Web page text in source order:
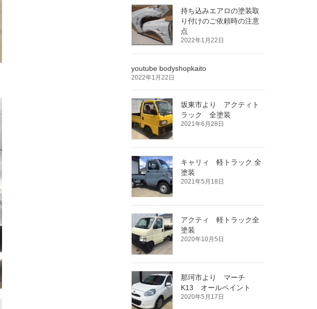
持ち込みエアロの塗装取
り付けのご依頼時の注意
点
2022年1月22日
youtube bodyshopkaito
2022年1月22日
坂東市より アクティト
ラック 全塗装
2021年6月28日
キャリィ 軽トラック 全
塗装
2021年5月18日
アクティ 軽トラック全
塗装
2020年10月5日
那珂市より マーチ
K13 オールペイント
2020年5月17日